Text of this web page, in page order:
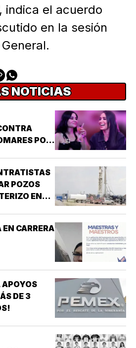
indica el acuerdo
en la sesión
NOTICIAS
POR
POZOS
EN
CARRERA
APOYOS
DE 3